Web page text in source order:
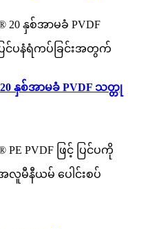
20 နှစ်အာမခံ PVDF သတ္တု